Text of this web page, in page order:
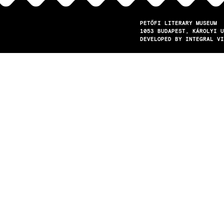
PETŐFI LITERARY MUSEUM
1053
BUDAPEST
KÁROLYI
DEVELOPED BY INTEGRAL